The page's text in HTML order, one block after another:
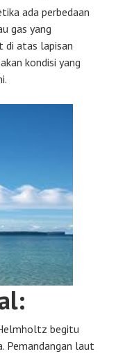
ada perbedaan
gas yang
di atas lapisan
kondisi yang
begitu
Pemandangan laut